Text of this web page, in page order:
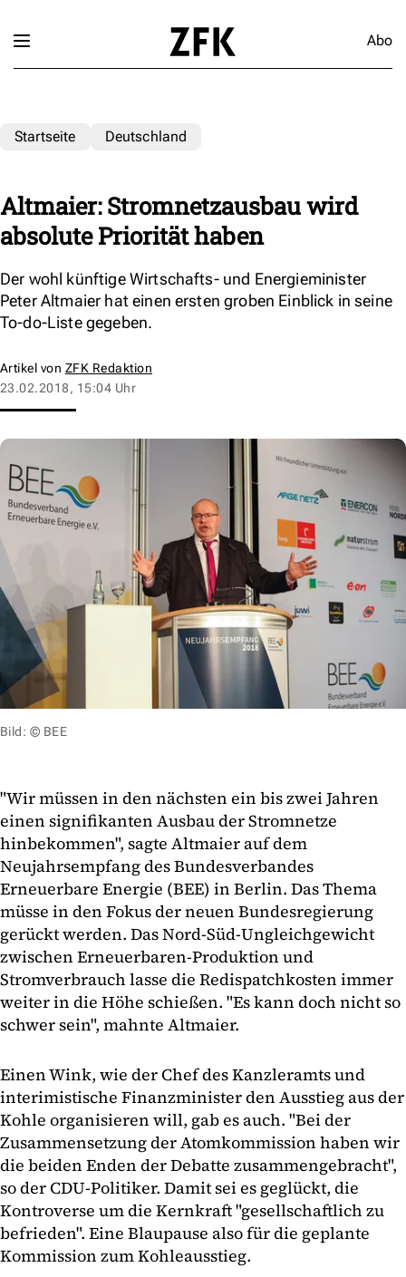
Abo
Startseite Deutschland
Altmaier: Stromnetzausbau wird
absolute Priorität haben
Der wohl künftige Wirtschafts- und Energieminister
Peter Altmaier hat einen ersten groben Einblick in seine
To-do-Liste gegeben.
Artikel von ZFK Redaktion
23.02.2018, 15:04 Uhr
Bild: © BEE
"Wir müssen in den nächsten ein bis zwei Jahren
einen signifikanten Ausbau der Stromnetze
hinbekommen", sagte Altmaier auf dem
Neujahrsempfang des Bundesverbandes
Erneuerbare Energie (BEE) in Berlin. Das Thema
müsse in den Fokus der neuen Bundesregierung
gerückt werden. Das Nord-Süd-Ungleichgewicht
zwischen Erneuerbaren-Produktion und
Stromverbrauch lasse die Redispatchkosten immer
weiter in die Höhe schießen. "Es kann doch nicht so
schwer sein", mahnte Altmaier.
Einen Wink, wie der Chef des Kanzleramts und
interimistische Finanzminister den Ausstieg aus der
Kohle organisieren will, gab es auch. "Bei der
Zusammensetzung der Atomkommission haben wir
die beiden Enden der Debatte zusammengebracht",
so der CDU-Politiker. Damit sei es geglückt, die
Kontroverse um die Kernkraft "gesellschaftlich zu
befrieden". Eine Blaupause also für die geplante
Kommission zum Kohleausstieg.